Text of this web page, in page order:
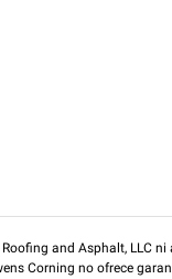
and Asphalt, LLC
Corning no ofrece